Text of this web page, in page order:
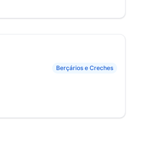
Berçários e Creches